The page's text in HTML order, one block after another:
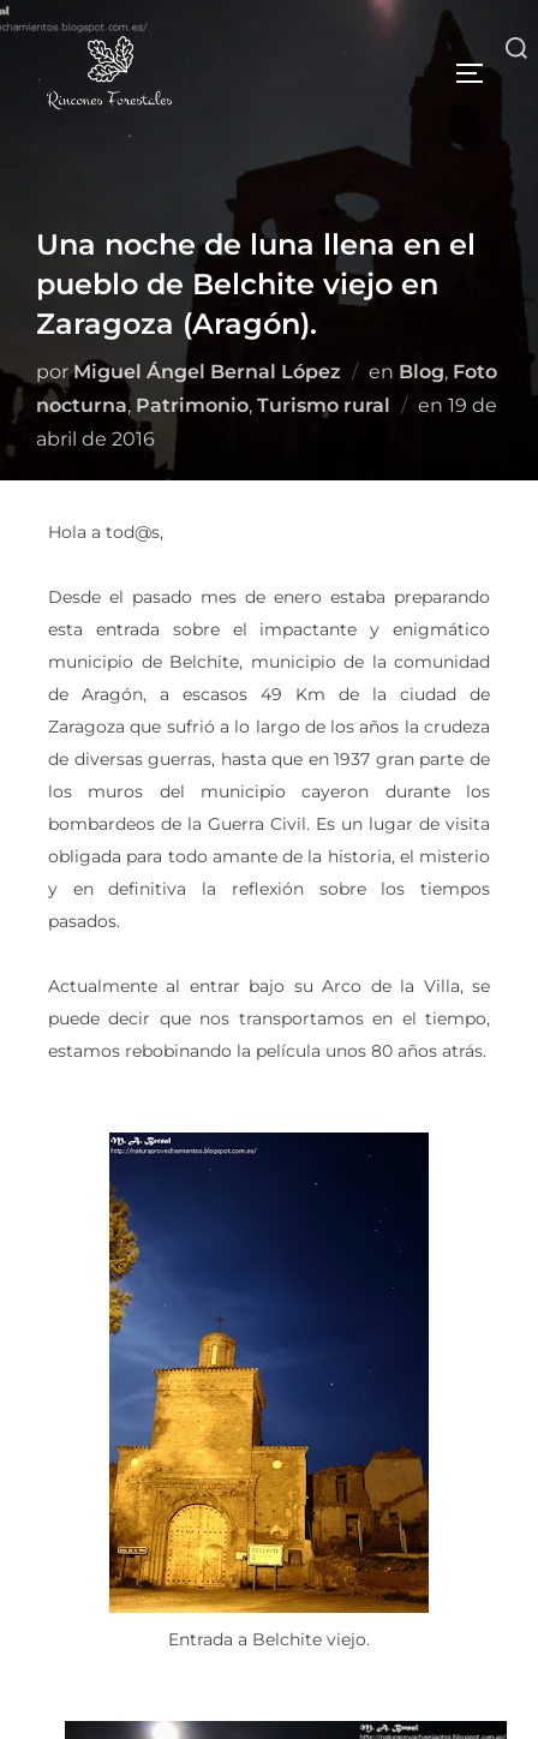
Una noche de luna llena en el
pueblo de Belchite viejo en
Zaragoza (Aragón).
porMiguel Ángel Bernal López en Blog, Foto
nocturna, Patrimonio, Turismo rural en 19 de
abril de 2016
Hola a tod@s,
Desde el pasado mes de enero estaba preparando
esta entrada sobre el impactante y enigmático
municipio de Belchite, municipio de la comunidad
de Aragón, a escasos 49 Km de la ciudad de
Zaragoza que sufrió a lo largo de los años la crudeza
de diversas guerras, hasta que en 1937 gran parte de
los muros del municipio cayeron durante los
bombardeos de la Guerra Civil. Es un lugar de visita
obligada para todo amante de la historia, el misterio
y en definitiva la reflexión sobre los tiempos
pasados.
Actualmente al entrar bajo su Arco de la Villa, se
puede decir que nos transportamos en el tiempo,
estamos rebobinando la película unos 80 años atrás.
Entrada a Belchite viejo.